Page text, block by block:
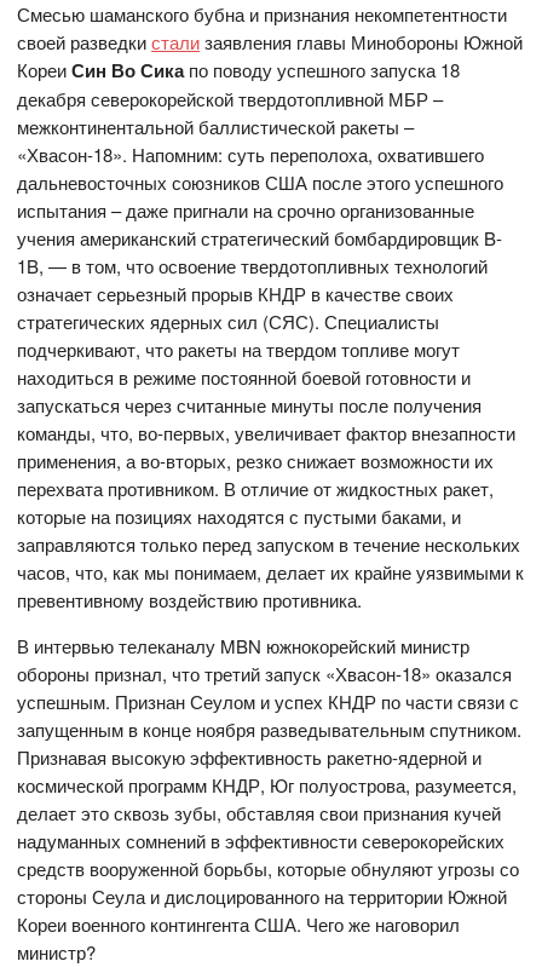
Смесью шаманского бубна и признания некомпетентности
своей разведкистализаявления главы Минобороны Южной
КореиСин Во Сикапо поводу успешного запуска 18
декабря северокорейской твердотопливной МБР –
межконтинентальной баллистической ракеты –
«Хвасон-18». Напомним: суть переполоха, охватившего
дальневосточных союзников США после этого успешного
испытания – даже пригнали на срочно организованные
учения американский стратегический бомбардировщик B-
1B, — в том, что освоение твердотопливных технологий
означает серьезный прорыв КНДР в качестве своих
стратегических ядерных сил (СЯС). Специалисты
подчеркивают, что ракеты на твердом топливе могут
находиться в режиме постоянной боевой готовности и
запускаться через считанные минуты после получения
команды, что, во-первых, увеличивает фактор внезапности
применения, а во-вторых, резко снижает возможности их
перехвата противником. В отличие от жидкостных ракет,
которые на позициях находятся с пустыми баками, и
заправляются только перед запуском в течение нескольких
часов, что, как мы понимаем, делает их крайне уязвимыми к
превентивному воздействию противника.
В интервью телеканалу MBN южнокорейский министр
обороны признал, что третий запуск «Хвасон-18» оказался
успешным. Признан Сеулом и успех КНДР по части связи с
запущенным в конце ноября разведывательным спутником.
Признавая высокую эффективность ракетно-ядерной и
космической программ КНДР, Юг полуострова, разумеется,
делает это сквозь зубы, обставляя свои признания кучей
надуманных сомнений в эффективности северокорейских
средств вооруженной борьбы, которые обнуляют угрозы со
стороны Сеула и дислоцированного на территории Южной
Кореи военного контингента США. Чего же наговорил
министр?